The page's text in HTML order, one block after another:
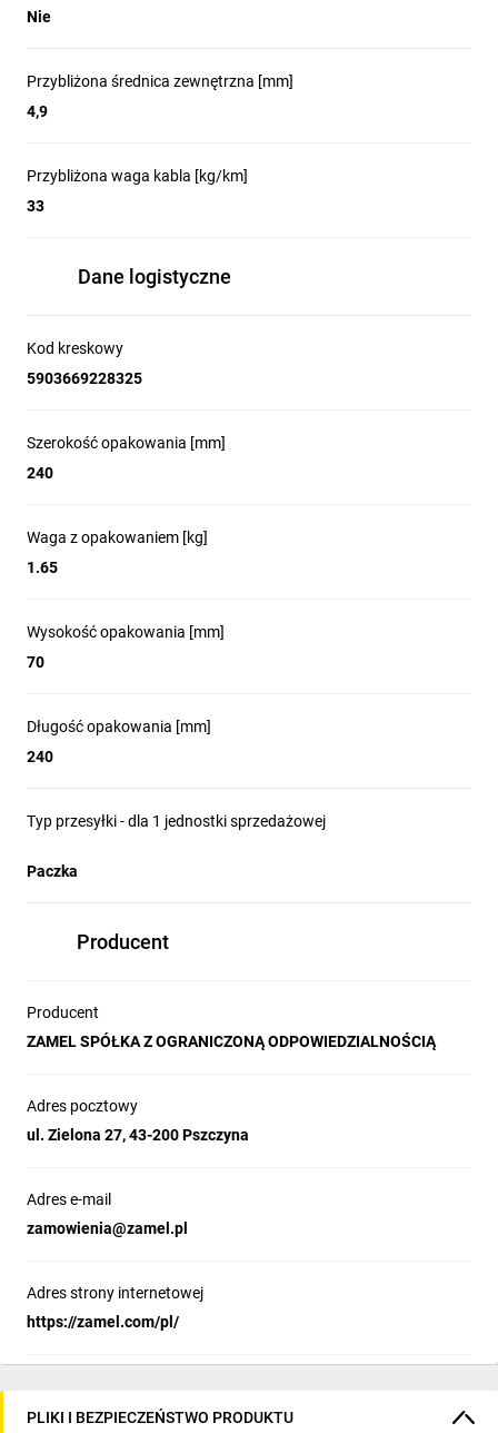
Nie
Przybliżona średnica zewnętrzna [mm]
4,9
Przybliżona waga kabla [kg/km]
33
Dane logistyczne
Kod kreskowy
5903669228325
Szerokość opakowania [mm]
240
Waga z opakowaniem [kg]
1.65
Wysokość opakowania [mm]
70
Długość opakowania [mm]
240
Typ przesyłki - dla 1 jednostki sprzedażowej
Paczka
Producent
Producent
ZAMEL SPÓŁKA Z OGRANICZONĄ ODPOWIEDZIALNOŚCIĄ
Adres pocztowy
ul. Zielona 27, 43-200 Pszczyna
Adres e-mail
zamowienia@zamel.pl
Adres strony internetowej
https://zamel.com/pl/
PLIKI I BEZPIECZEŃSTWO PRODUKTU